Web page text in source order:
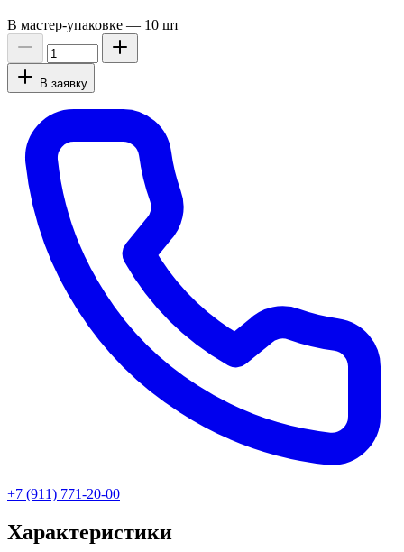
В мастер-упаковке — 10 шт
В заявку
+7 (911) 771-20-00
Характеристики